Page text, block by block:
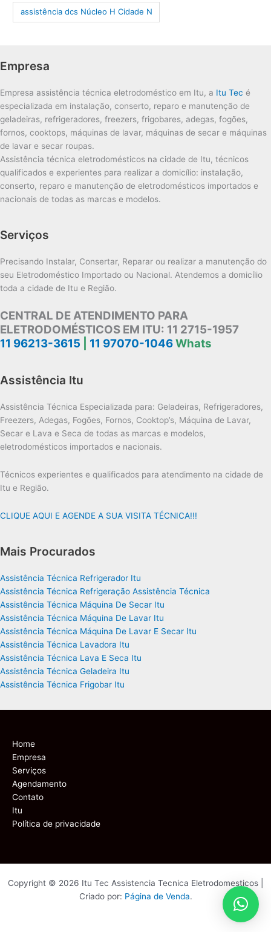
assistência dcs Núcleo H Cidade N
Empresa
Empresa assistência técnica eletrodoméstico em Itu, a Itu Tec é
especializada em instalação, conserto, reparo e manutenção de
geladeiras, refrigeradores, freezers, frigobares, adegas, fogões,
fornos, cooktops, máquinas de lavar, máquinas de secar e máquinas
de lavar e secar roupas.
Assistência técnica eletrodomésticos na cidade de Itu, técnicos
qualificados e experientes para realizar a domicílio: instalação,
conserto, reparo e manutenção de eletrodomésticos importados e
nacionais de todas as marcas e modelos.
Serviços
Precisando Instalar, Consertar, Reparar ou realizar a manutenção do
seu Eletrodoméstico Importado ou Nacional. Atendemos a domicílio
toda a cidade de Itu e Região.
CENTRAL DE ATENDIMENTO PARA
ELETRODOMÉSTICOS EM ITU: 11 2715-1957
11 96213-3615
11 97070-1046Whats
Assistência Itu
Assistência Técnica Especializada para: Geladeiras, Refrigeradores,
Freezers, Adegas, Fogões, Fornos, Cooktop’s, Máquina de Lavar,
Secar e Lava e Seca de todas as marcas e modelos,
eletrodomésticos importados e nacionais.
Técnicos experientes e qualificados para atendimento na cidade de
Itu e Região.
CLIQUE AQUI E AGENDE A SUA VISITA TÉCNICA!!!
Mais Procurados
Assistência Técnica Refrigerador Itu
Assistência Técnica Refrigeração Assistência Técnica
Assistência Técnica Máquina De Secar Itu
Assistência Técnica Máquina De Lavar Itu
Assistência Técnica Máquina De Lavar E Secar Itu
Assistência Técnica Lavadora Itu
Assistência Técnica Lava E Seca Itu
Assistência Técnica Geladeira Itu
Assistência Técnica Frigobar Itu
Home
Empresa
Serviços
Agendamento
Contato
Itu
Política de privacidade
Copyright © 2026 Itu Tec Assistencia Tecnica Eletrodomesticos |
Criado por: Página de Venda.